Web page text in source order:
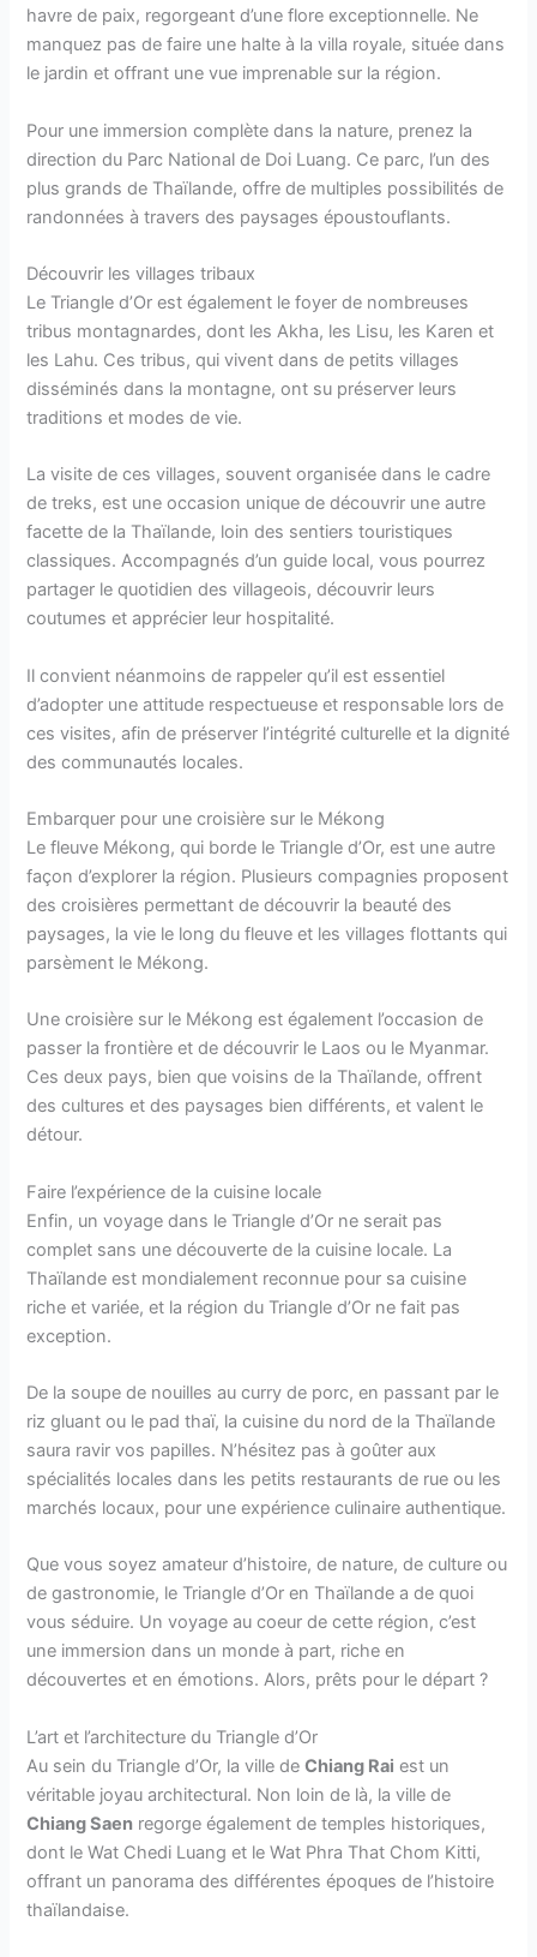
havre de paix, regorgeant d’une flore exceptionnelle. Ne
manquez pas de faire une halte à la villa royale, située dans
le jardin et offrant une vue imprenable sur la région.
Pour une immersion complète dans la nature, prenez la
direction du Parc National de Doi Luang. Ce parc, l’un des
plus grands de Thaïlande, offre de multiples possibilités de
randonnées à travers des paysages époustouflants.
Découvrir les villages tribaux
Le Triangle d’Or est également le foyer de nombreuses
tribus montagnardes, dont les Akha, les Lisu, les Karen et
les Lahu. Ces tribus, qui vivent dans de petits villages
disséminés dans la montagne, ont su préserver leurs
traditions et modes de vie.
La visite de ces villages, souvent organisée dans le cadre
de treks, est une occasion unique de découvrir une autre
facette de la Thaïlande, loin des sentiers touristiques
classiques. Accompagnés d’un guide local, vous pourrez
partager le quotidien des villageois, découvrir leurs
coutumes et apprécier leur hospitalité.
Il convient néanmoins de rappeler qu’il est essentiel
d’adopter une attitude respectueuse et responsable lors de
ces visites, afin de préserver l’intégrité culturelle et la dignité
des communautés locales.
Embarquer pour une croisière sur le Mékong
Le fleuve Mékong, qui borde le Triangle d’Or, est une autre
façon d’explorer la région. Plusieurs compagnies proposent
des croisières permettant de découvrir la beauté des
paysages, la vie le long du fleuve et les villages flottants qui
parsèment le Mékong.
Une croisière sur le Mékong est également l’occasion de
passer la frontière et de découvrir le Laos ou le Myanmar.
Ces deux pays, bien que voisins de la Thaïlande, offrent
des cultures et des paysages bien différents, et valent le
détour.
Faire l’expérience de la cuisine locale
Enfin, un voyage dans le Triangle d’Or ne serait pas
complet sans une découverte de la cuisine locale. La
Thaïlande est mondialement reconnue pour sa cuisine
riche et variée, et la région du Triangle d’Or ne fait pas
exception.
De la soupe de nouilles au curry de porc, en passant par le
riz gluant ou le pad thaï, la cuisine du nord de la Thaïlande
saura ravir vos papilles. N’hésitez pas à goûter aux
spécialités locales dans les petits restaurants de rue ou les
marchés locaux, pour une expérience culinaire authentique.
Que vous soyez amateur d’histoire, de nature, de culture ou
de gastronomie, le Triangle d’Or en Thaïlande a de quoi
vous séduire. Un voyage au coeur de cette région, c’est
une immersion dans un monde à part, riche en
découvertes et en émotions. Alors, prêts pour le départ ?
L’art et l’architecture du Triangle d’Or
Au sein du Triangle d’Or, la ville deChiang Rai est un
véritable joyau architectural. Non loin de là, la ville de
Chiang Saen regorge également de temples historiques,
dont le Wat Chedi Luang et le Wat Phra That Chom Kitti,
offrant un panorama des différentes époques de l’histoire
thaïlandaise.